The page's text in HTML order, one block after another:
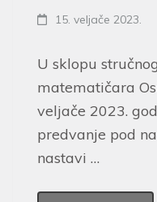
15. veljače 2023.
U sklopu
matematičara
veljače 2023.
predvanje pod
nastavi …